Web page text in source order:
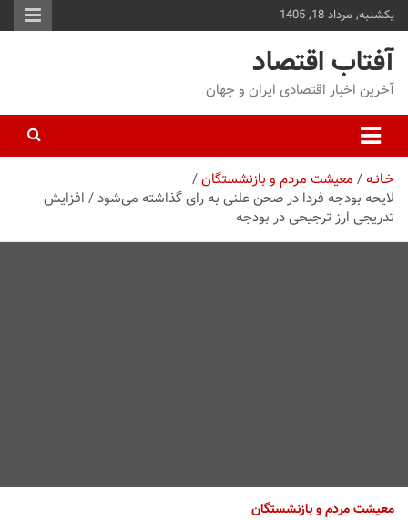
یکشنبه, مرداد 18, 1405
آفتاب اقتصاد
آخرین اخبار اقتصادی ایران و جهان
خـانـه معیشت مردم و بازنشستگان
لایحه بودجه فردا در صحن علنی به رای گذاشته می‌شود / افزایش
تدریجی ارز ترجیحی در بودجه
معیشت مردم و بازنشستگان